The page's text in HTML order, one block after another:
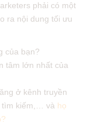
phải có một
ra nội dung tối ưu
của bạn?
tâm lớn nhất của
ở kênh truyền
tìm kiếm,… và họ